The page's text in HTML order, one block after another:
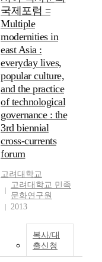
국제포럼 =
Multiple
modernities in
east Asia :
everyday lives,
popular culture,
and the practice
of technological
governance : the
3rd biennial
cross-currents
forum
고려대학교
고려대학교 민족
문화연구원
2013
복사/대
출신청